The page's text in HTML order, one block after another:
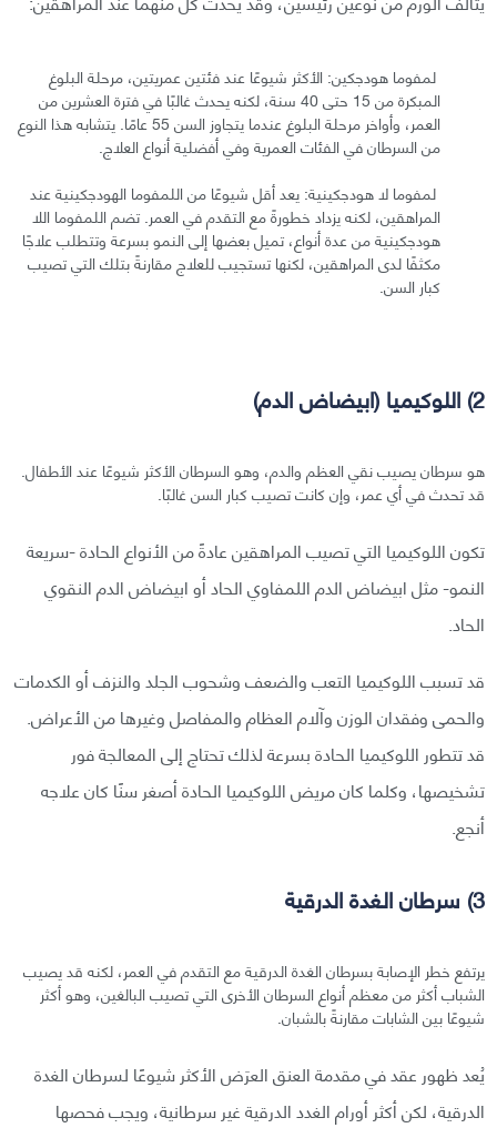
لمفوما هودجكين: الأكثر شيوعًا عند فئتين عمريتين، مرحلة البلوغ
المبكرة من 15 حتى 40 سنة، لكنه يحدث غالبًا في فترة العشرين من
العمر، وأواخر مرحلة البلوغ عندما يتجاوز السن 55 عامًا. يتشابه هذا النوع
من السرطان في الفئات العمرية وفي أفضلية أنواع العلاج.
لمفوما لا هودجكينية: يعد أقل شيوعًا من اللمفوما الهودجكينية عند
المراهقين، لكنه يزداد خطورةً مع التقدم في العمر. تضم اللمفوما اللا
هودجكينية من عدة أنواع، تميل بعضها إلى النمو بسرعة وتتطلب علاجًا
مكثفًا لدى المراهقين، لكنها تستجيب للعلاج مقارنةً بتلك التي تصيب
كبار السن.
2) اللوكيميا (ابيضاض الدم)
هو سرطان يصيب نقي العظم والدم، وهو السرطان الأكثر شيوعًا عند الأطفال.
قد تحدث في أي عمر، وإن كانت تصيب كبار السن غالبًا.
تكون اللوكيميا التي تصيب المراهقين عادةً من الأنواع الحادة -سريعة
النمو- مثل ابيضاض الدم اللمفاوي الحاد أو ابيضاض الدم النقوي
الحاد.
قد تسبب اللوكيميا التعب والضعف وشحوب الجلد والنزف أو الكدمات
والحمى وفقدان الوزن وآلام العظام والمفاصل وغيرها من الأعراض.
قد تتطور اللوكيميا الحادة بسرعة لذلك تحتاج إلى المعالجة فور
تشخيصها، وكلما كان مريض اللوكيميا الحادة أصغر سنًا كان علاجه
أنجع.
3) سرطان الغدة الدرقية
يرتفع خطر الإصابة بسرطان الغدة الدرقية مع التقدم في العمر، لكنه قد يصيب
الشباب أكثر من معظم أنواع السرطان الأخرى التي تصيب البالغين، وهو أكثر
شيوعًا بين الشابات مقارنةً بالشبان.
يُعد ظهور عقد في مقدمة العنق العرَض الأكثر شيوعًا لسرطان الغدة
الدرقية، لكن أكثر أورام الغدد الدرقية غير سرطانية، ويجب فحصها